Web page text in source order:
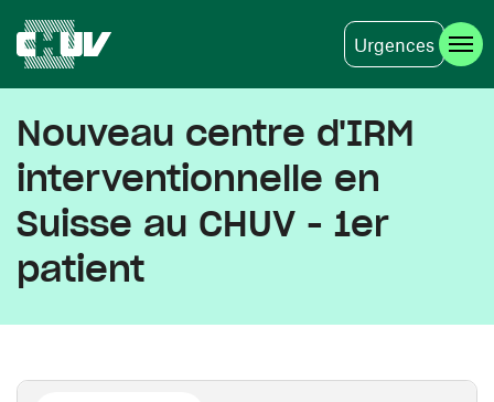
Urgences
Nouveau centre d'IRM
interventionnelle en
Suisse au CHUV - 1er
patient